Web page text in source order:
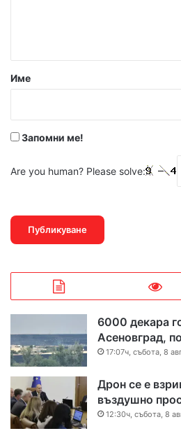
р
Име
Запомни ме!
Are you human? Please solve:
6000 декара
Асеновград,
17:07ч, събота, 8
Дрон се е
въздушно
12:30ч, събота, 8